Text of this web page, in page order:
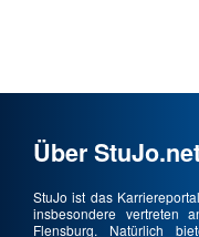
Über
StuJo ist das
insbesondere vertreten
Flensburg. Natürlich